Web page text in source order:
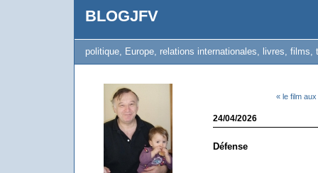
BLOGJFV
politique, Europe, relations internationales, livres, films,
« le film
24/04/2026
Défense